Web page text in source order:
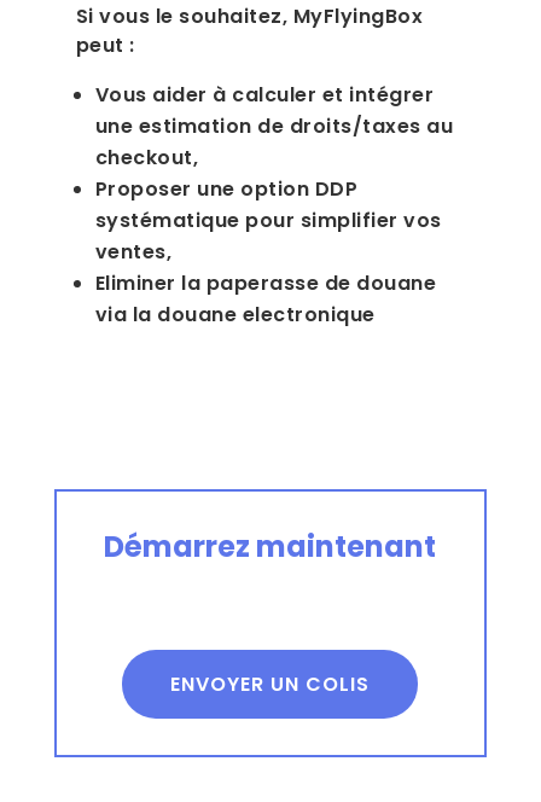
Si vous le souhaitez, MyFlyingBox
peut :
Vous aider à calculer et intégrer
une estimation de droits/taxes au
checkout,
Proposer une option DDP
systématique pour simplifier vos
ventes,
Eliminer la paperasse de douane
via la douane electronique
Démarrez maintenant
ENVOYER UN COLIS